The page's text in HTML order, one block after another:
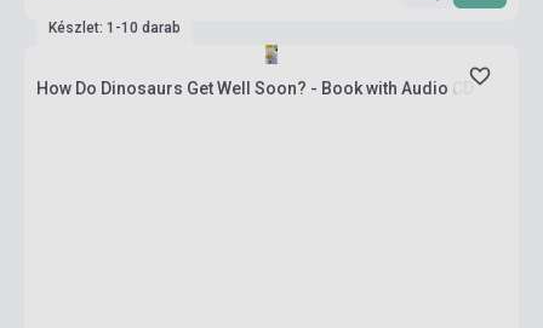
Készlet: 1-10 darab
How Do Dinosaurs Get Well Soon? - Book with Audio CD